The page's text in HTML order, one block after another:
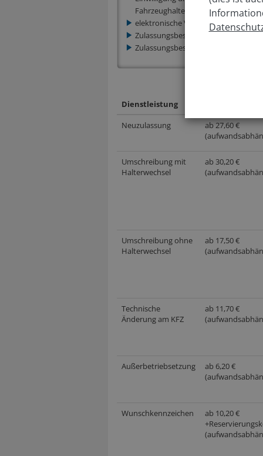
Fahrzeughaltern)
elektronische
Zulassungsbescheinigung Teil I
Zulassungsbescheinigung Teil II
Dienstleistung
Neuzulassung
ab 27,60 €
Umschreibung mit
Halterwechsel
ab 30,20 €
Umschreibung ohne
Halterwechsel
ab 17,50 €
Technische
Änderung am KFZ
ab 11,70 €
Außerbetriebsetzung
ab 6,20 €
Wunschkennzeichen
ab 10,20 €